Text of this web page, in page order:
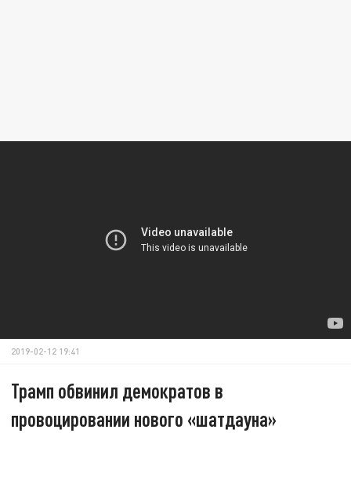
2019-02-12 19:41
Трамп обвинил демократов в
провоцировании нового «шатдауна»